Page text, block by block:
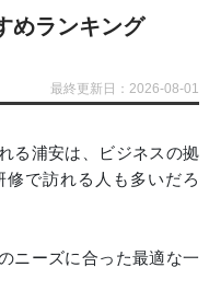
めランキング
最終更新日：2026-08-01
る浦安は、ビジネスの拠
で訪れる人も多いだろ
ニーズに合った最適な一